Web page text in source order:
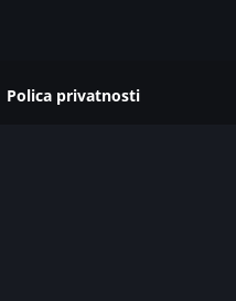
Polica privatnosti